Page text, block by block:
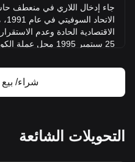
حاسبة ربح Shiba Inu
جاء إدخال اللاري في منعطف
الاقتصادية الحادة وعدم
25 سبتمبر 1995 محل عملة ال
التصميم والرمزية
تقليدية. لا تعمل هذه
فحسب، بل أيضًا كاحتفال بهوية
شراء/ بيع SHIB الآن
التحويلات الشائعة